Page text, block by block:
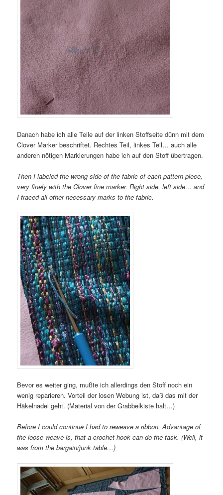
Danach habe ich alle Teile auf der linken Stoffseite dünn mit dem
Clover Marker beschriftet. Rechtes Teil, linkes Teil… auch alle
anderen nötigen Markierungen habe ich auf den Stoff übertragen.
Then I labeled the wrong side of the fabric of each pattern piece,
very finely with the Clover fine marker. Right side, left side… and
I traced all other necessary marks to the fabric.
Bevor es weiter ging, mußte ich allerdings den Stoff noch ein
wenig reparieren. Vorteil der losen Webung ist, daß das mit der
Häkelnadel geht. (Material von der Grabbelkiste halt…)
Before I could continue I had to reweave a ribbon. Advantage of
the loose weave is, that a crochet hook can do the task. (Well, it
was from the bargain/junk table…)